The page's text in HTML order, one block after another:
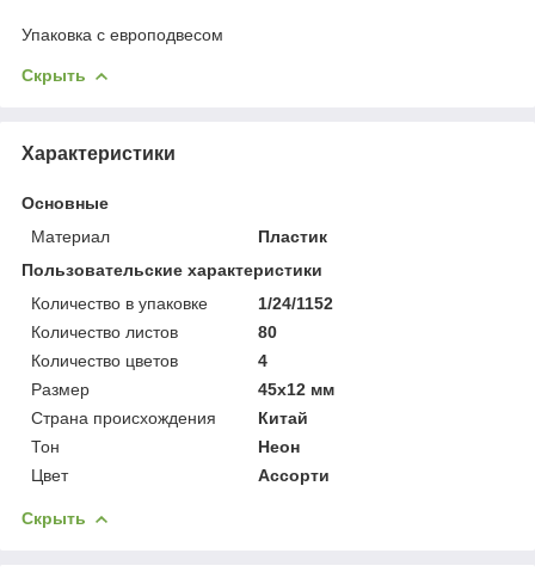
Упаковка с европодвесом
Скрыть
Характеристики
Основные
Материал
Пластик
Пользовательские характеристики
Количество в упаковке
1/24/1152
Количество листов
80
Количество цветов
4
Размер
45х12 мм
Страна происхождения
Китай
Тон
Неон
Цвет
Ассорти
Скрыть